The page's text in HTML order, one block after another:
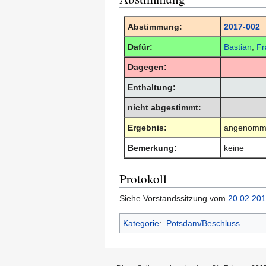
Abstimmung: 2017-002
Dafür: Bastian
Dagegen:
Enthaltung:
nicht abgestimmt:
Ergebnis:
Bemerkung: keine
Protokoll
Siehe Vorstandssitzung vom
Kategorie: Potsdam/Beschluss